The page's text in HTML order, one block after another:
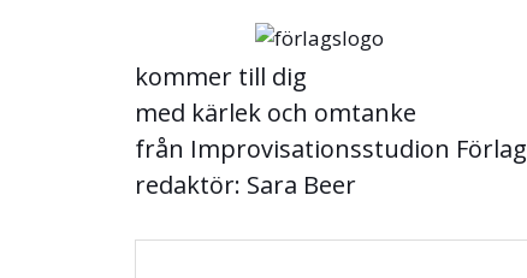
kommer till dig
med kärlek och omtanke
från Improvisationsstudion Förlag
redaktör: Sara Beer